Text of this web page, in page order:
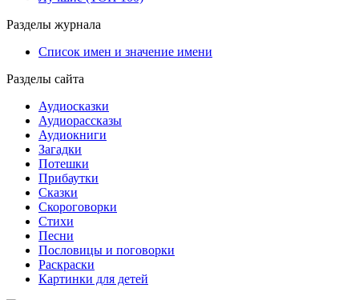
Разделы журнала
Список имен и значение имени
Разделы сайта
Аудиосказки
Аудиорассказы
Аудиокниги
Загадки
Потешки
Прибаутки
Сказки
Скороговорки
Стихи
Песни
Пословицы и поговорки
Раскраски
Картинки для детей